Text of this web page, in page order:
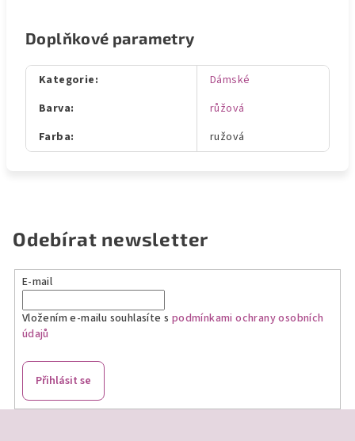
Doplňkové parametry
Kategorie:
Dámské
Barva:
růžová
Farba: ružová
Odebírat newsletter
E-mail
Vložením e-mailu souhlasíte s podmínkami ochrany osobních
údajů
Přihlásit se